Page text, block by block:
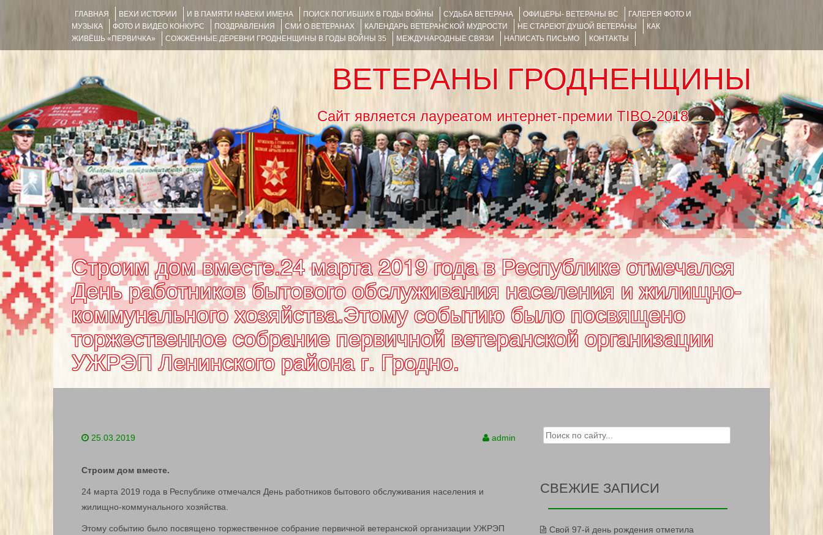
ГЛАВНАЯ ВЕХИ ИСТОРИИ И В ПАМЯТИ НАВЕКИ ИМЕНА ПОИСК ПОГИБШИХ В ГОДЫ ВОЙНЫ СУДЬБА ВЕТЕРАНА ОФИЦЕРЫ- ВЕТЕРАНЫ ВС
ГАЛЕРЕЯ ФОТО И
МУЗЫКА
ФОТО И ВИДЕО КОНКУРС ПОЗДРАВЛЕНИЯ СМИ О ВЕТЕРАНАХ КАЛЕНДАРЬ ВЕТЕРАНСКОЙ МУДРОСТИ НЕ СТАРЕЮТ ДУШОЙ ВЕТЕРАНЫ
КАК
ЖИВЁШЬ «ПЕРВИЧКА»
СОЖЖЁННЫЕ ДЕРЕВНИ ГРОДНЕНЩИНЫ В ГОДЫ ВОЙНЫ 35 МЕЖДУНАРОДНЫЕ СВЯЗИ НАПИСАТЬ ПИСЬМО КОНТАКТЫ
ВЕТЕРАНЫ ГРОДНЕНЩИНЫ
Сайт является лауреатом интернет-премии TIBO-2018
Menu
SKIP TO CONTENT
Строим дом вместе.24 марта 2019 года в Республике отмечался
День работников бытового обслуживания населения и жилищно-
коммунального хозяйства.Этому событию было посвящено
торжественное собрание первичной ветеранской организации
УЖРЭП Ленинского района г. Гродно.
25.03.2019 admin
Строим дом вместе.
24 марта 2019 года в Республике отмечался День работников бытового обслуживания населения и
жилищно-коммунального хозяйства.
Этому событию было посвящено торжественное собрание первичной ветеранской организации УЖРЭП
Search for:
СВЕЖИЕ ЗАПИСИ
Свой 97-й день рождения отметила